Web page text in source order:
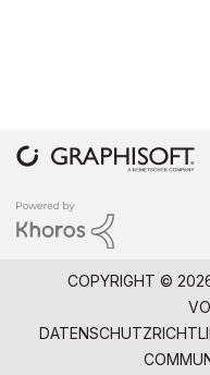
COPYRIGHT ©